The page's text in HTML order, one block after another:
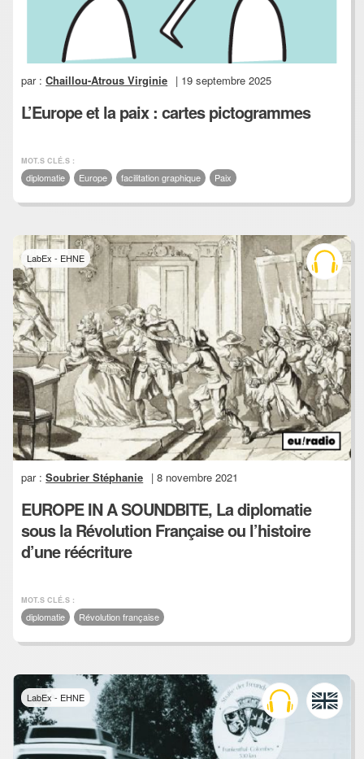
par :Chaillou-Atrous Virginie | 19 septembre 2025
L’Europe et la paix : cartes pictogrammes
MOT.S CLÉ.S :
diplomatie Europe facilitation graphique Paix
LabEx - EHNE
par :Soubrier Stéphanie | 8 novembre 2021
EUROPE IN A SOUNDBITE, La diplomatie
sous la Révolution Française ou l’histoire
d’une réécriture
MOT.S CLÉ.S :
diplomatie Révolution française
LabEx - EHNE